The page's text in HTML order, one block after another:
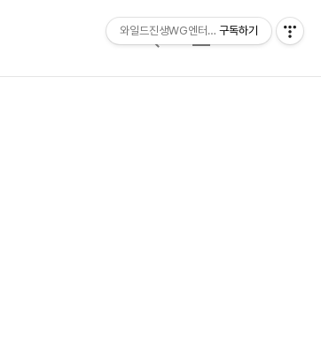
검
메
와일드진생WG엔터테인먼트
구독하기